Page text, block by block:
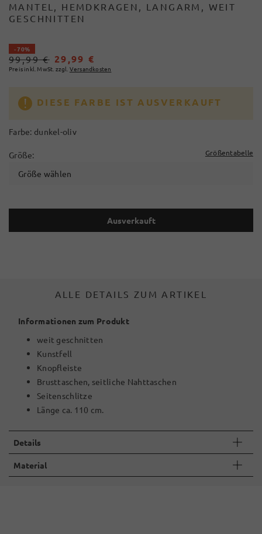
MANTEL, HEMDKRAGEN, LANGARM, WEIT
GESCHNITTEN
- 70%
99,99 € 29,99 €
Preis inkl. MwSt. zzgl. Versandkosten
DIESE FARBE IST AUSVERKAUFT
Farbe: dunkel-oliv
Größe: Größentabelle
Größe wählen
Ausverkauft
ALLE DETAILS ZUM ARTIKEL
Informationen zum Produkt
weit geschnitten
Kunstfell
Knopfleiste
Brusttaschen, seitliche Nahttaschen
Seitenschlitze
Länge ca. 110 cm.
Details
Material